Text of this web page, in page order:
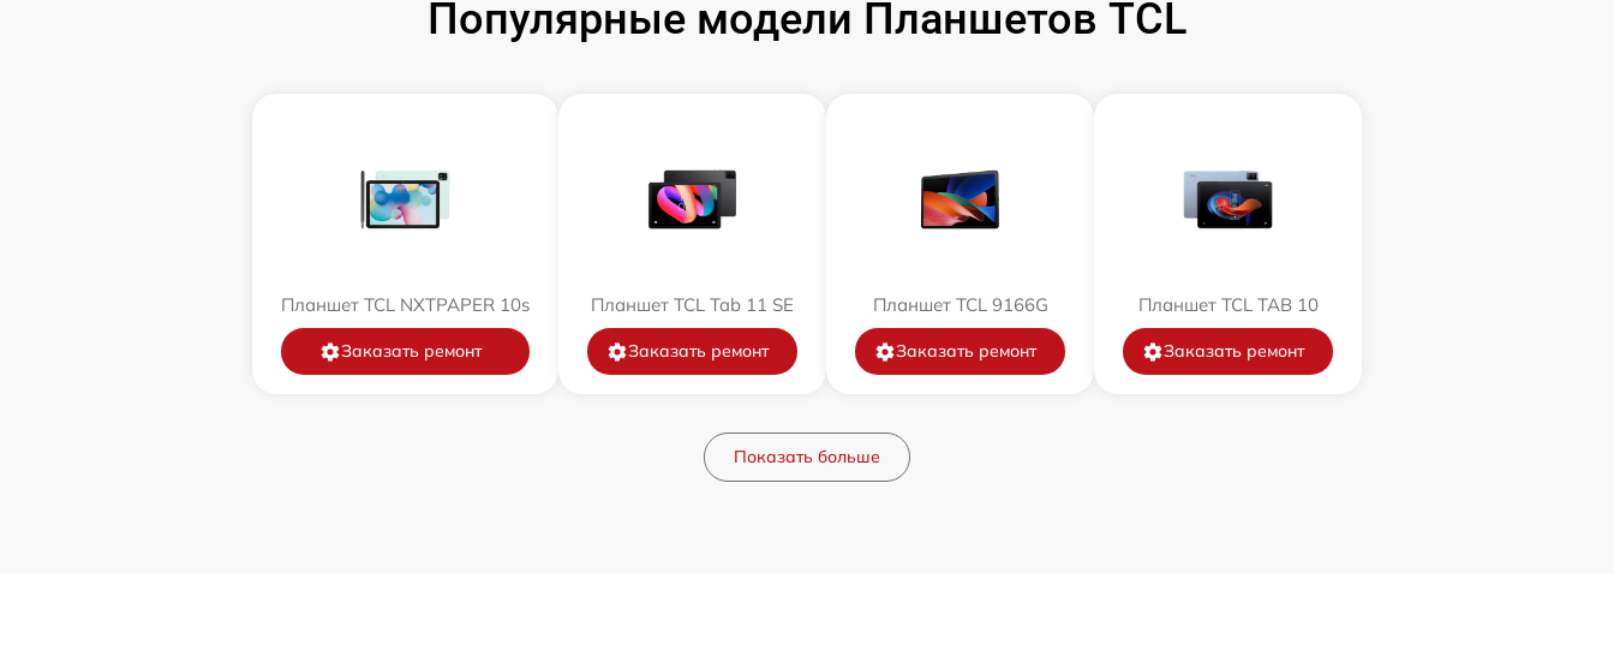
Популярные модели Планшетов TCL
Планшет TCL NXTPAPER 10s
Заказать ремонт
Планшет TCL Tab 11 SE
Заказать ремонт
Планшет TCL 9166G
Заказать ремонт
Планшет TCL TAB 10
Заказать ремонт
Показать больше